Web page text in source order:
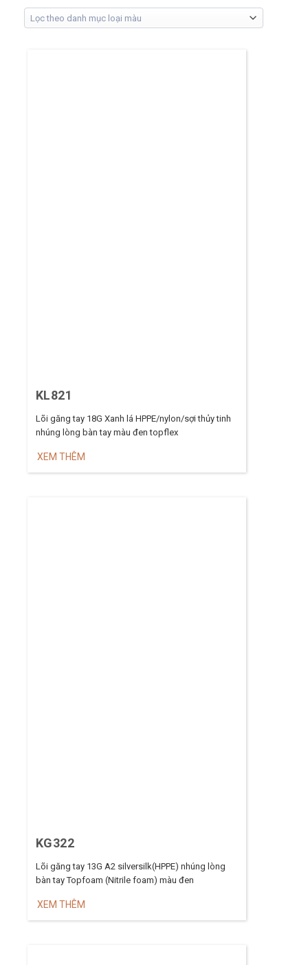
KL821
Lõi găng tay 18G Xanh lá HPPE/nylon/sợi thủy tinh
nhúng lòng bàn tay màu đen topflex
XEM THÊM
KG322
Lõi găng tay 13G A2 silversilk(HPPE) nhúng lòng
bàn tay Topfoam (Nitrile foam) màu đen
XEM THÊM